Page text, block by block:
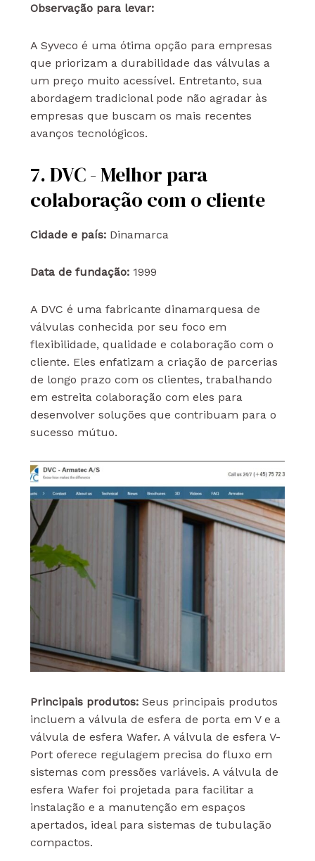
Observação para levar:
A Syveco é uma ótima opção para empresas
que priorizam a durabilidade das válvulas a
um preço muito acessível. Entretanto, sua
abordagem tradicional pode não agradar às
empresas que buscam os mais recentes
avanços tecnológicos.
7. DVC - Melhor para
colaboração com o cliente
Cidade e país:Dinamarca
Data de fundação:1999
A DVC é uma fabricante dinamarquesa de
válvulas conhecida por seu foco em
flexibilidade, qualidade e colaboração com o
cliente. Eles enfatizam a criação de parcerias
de longo prazo com os clientes, trabalhando
em estreita colaboração com eles para
desenvolver soluções que contribuam para o
sucesso mútuo.
Principais produtos:Seus principais produtos
incluem a válvula de esfera de porta em V e a
válvula de esfera Wafer. A válvula de esfera V-
Port oferece regulagem precisa do fluxo em
sistemas com pressões variáveis. A válvula de
esfera Wafer foi projetada para facilitar a
instalação e a manutenção em espaços
apertados, ideal para sistemas de tubulação
compactos.